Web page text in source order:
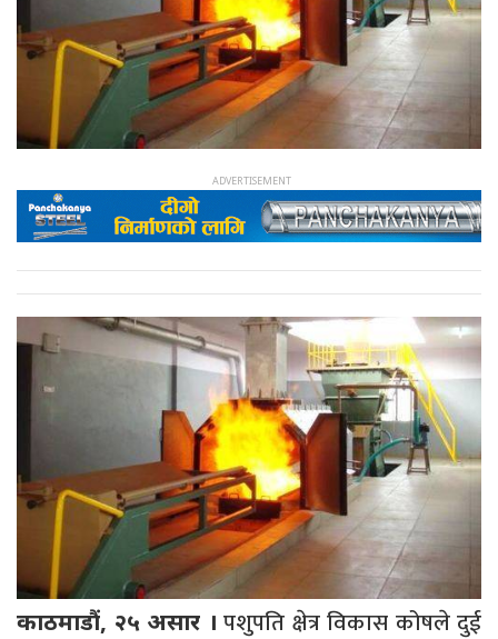
काठमाडौं, २५ असार । पशुपति क्षेत्र विकास कोषले दुई